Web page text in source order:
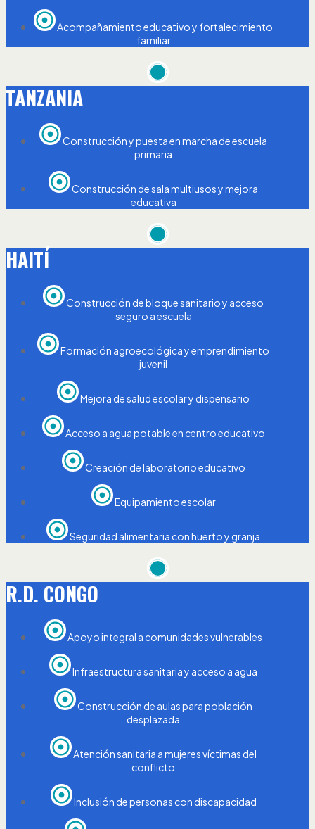
Acompañamiento educativo y fortalecimiento
familiar
TANZANIA
Construcción y puesta en marcha de escuela
primaria
Construcción de sala multiusos y mejora
educativa
HAITÍ
Construcción de bloque sanitario y acceso
seguro a escuela
Formación agroecológica y emprendimiento
juvenil
Mejora de salud escolar y dispensario
Acceso a agua potable en centro educativo
Creación de laboratorio educativo
Equipamiento escolar
Seguridad alimentaria con huerto y granja
R.D. CONGO
Apoyo integral a comunidades vulnerables
Infraestructura sanitaria y acceso a agua
Construcción de aulas para población
desplazada
Atención sanitaria a mujeres víctimas del
conflicto
Inclusión de personas con discapacidad